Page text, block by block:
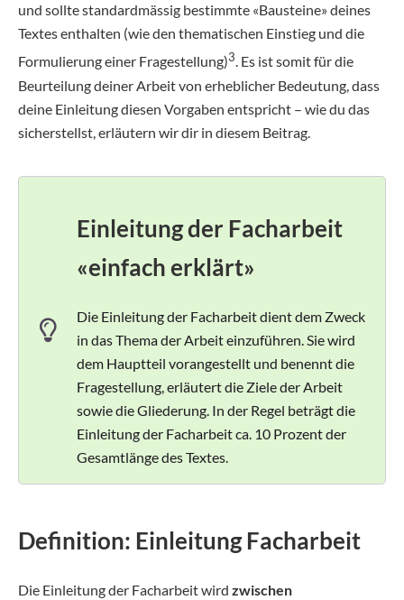
und sollte standardmässig bestimmte «Bausteine» deines
Textes enthalten (wie den thematischen Einstieg und die
Formulierung einer Fragestellung)3. Es ist somit für die
Beurteilung deiner Arbeit von erheblicher Bedeutung, dass
deine Einleitung diesen Vorgaben entspricht – wie du das
sicherstellst, erläutern wir dir in diesem Beitrag.
Einleitung der Facharbeit
«einfach erklärt»
Die Einleitung der Facharbeit dient dem Zweck
in das Thema der Arbeit einzuführen. Sie wird
dem Hauptteil vorangestellt und benennt die
Fragestellung, erläutert die Ziele der Arbeit
sowie die Gliederung. In der Regel beträgt die
Einleitung der Facharbeit ca. 10 Prozent der
Gesamtlänge des Textes.
Definition: Einleitung Facharbeit
Die Einleitung der Facharbeit wird zwischen